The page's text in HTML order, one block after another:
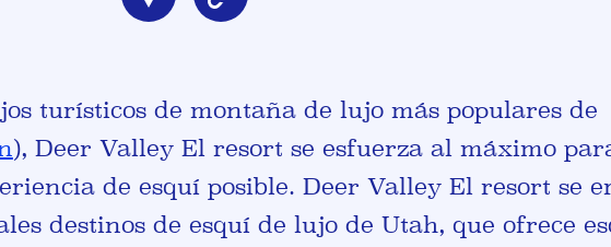
turísticos de montaña de lujo más populares de
), Deer Valley El resort se esfuerza al máximo
de esquí posible. Deer Valley El resort se
destinos de esquí de lujo de Utah, que ofrece